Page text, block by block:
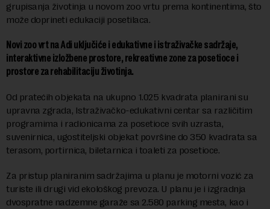
grupisanja životinja u novom zoo vrtu prema kontinentima, što
može doprineti edukaciji posetilaca.
Novi zoo vrt na Adi uključiće i edukativne i istraživačke sadržaje,
interaktivne izložbene prostore, rekreativne zone za posetioce i
prostore za rehabilitaciju životinja.
Od pratećih objekata na ukupno 1.025 kvadrata planirani su
upravna zgrada, Istraživačko-edukativni centar sa različitim
programima i radionicama za posetioce svih uzrasta,
suvenirnica, ugostiteljski objekat površine do 350 kvadrata sa
terasom, portirnica, biletarnica i toaleti za posetioce.
Za pristup planiranim sadržajima u planu je motorni vozić za
turiste ili drugi vid ekološkog prevoza. U planu je i izgradnja
dvospratne nadzemne garaže sa 2.580 parking mesta, kao i